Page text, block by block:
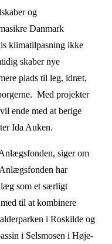
og
Danmark
klimatilpasning ikke
skaber nye
plads til leg, idræt,
Med projekter
ende med at berige
Ida Auken.
siger om
har
som et særligt
til at kombinere
i Roskilde og
i Selsmosen i Høje-